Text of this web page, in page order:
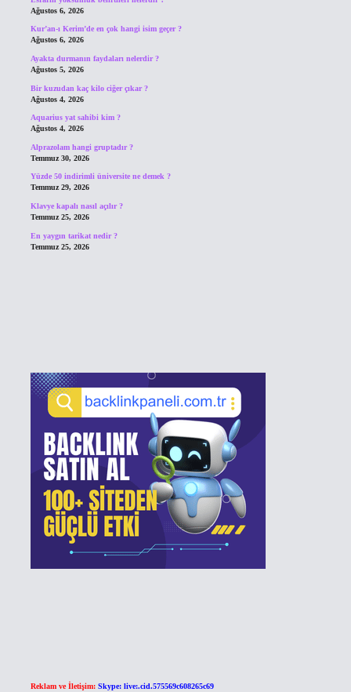
Ağustos 6, 2026
Kur’an-ı Kerim’de en çok hangi isim geçer ?
Ağustos 6, 2026
Ayakta durmanın faydaları nelerdir ?
Ağustos 5, 2026
Bir kuzudan kaç kilo ciğer çıkar ?
Ağustos 4, 2026
Aquarius yat sahibi kim ?
Ağustos 4, 2026
Alprazolam hangi gruptadır ?
Temmuz 30, 2026
Yüzde 50 indirimli üniversite ne demek ?
Temmuz 29, 2026
Klavye kapalı nasıl açılır ?
Temmuz 25, 2026
En yaygın tarikat nedir ?
Temmuz 25, 2026
Reklam ve İletişim: Skype: live:.cid.575569c608265c69